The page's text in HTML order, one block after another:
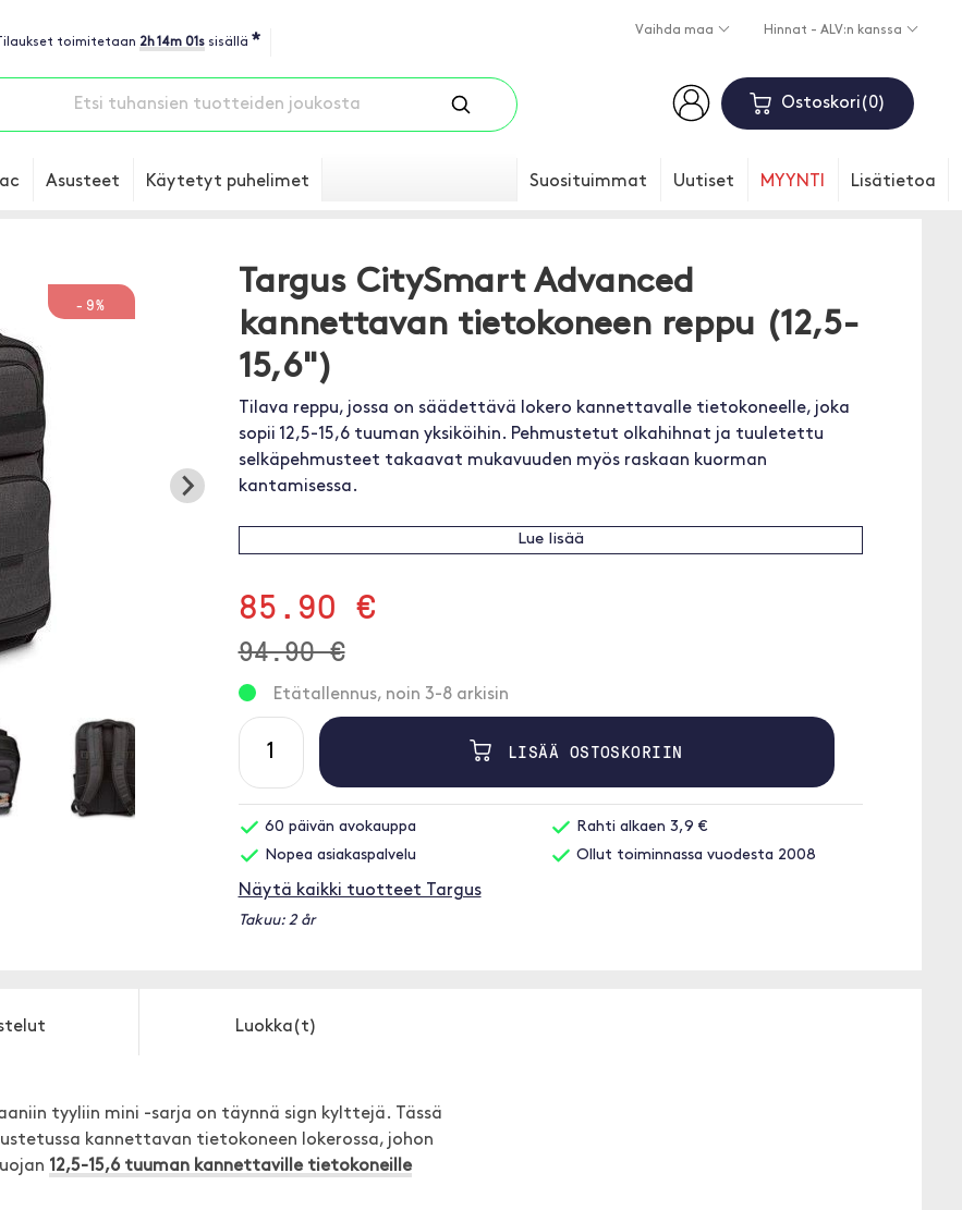
toimitetaan 2h 14m 01s sisällä *
Vaihda maa Hinnat - ALV:n kanssa
Ostoskori 0
Asusteet Käytetyt puhelimet Suosituimmat Uutiset MYYNTI Lisätietoa
-9%
Targus CitySmart Advanced
kannettavan tietokoneen reppu (12,5-
15,6")
Tilava reppu, jossa on säädettävä lokero kannettavalle tietokoneelle, joka
sopii 12,5-15,6 tuuman yksiköihin. Pehmustetut olkahihnat ja tuuletettu
selkäpehmusteet takaavat mukavuuden myös raskaan kuorman
kantamisessa.
Lue lisää
85.90 €
94.90 €
Etätallennus, noin 3-8 arkisin
LISÄÄ OSTOSKORIIN
60 päivän avokauppa
Rahti alkaen 3,9 €
Nopea asiakaspalvelu
Ollut toiminnassa vuodesta 2008
Näytä kaikki tuotteet Targus
Takuu: 2 år
Luokka(t)
tyyliin mini -sarja on täynnä sign kylttejä. Tässä
kannettavan tietokoneen lokerossa, johon
12,5-15,6 tuuman kannettaville tietokoneille